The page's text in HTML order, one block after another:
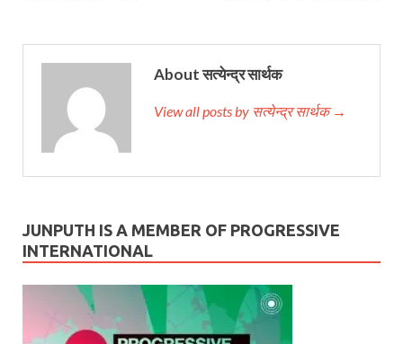
About सत्येन्द्र सार्थक
View all posts by सत्येन्द्र सार्थक →
JUNPUTH IS A MEMBER OF PROGRESSIVE
INTERNATIONAL